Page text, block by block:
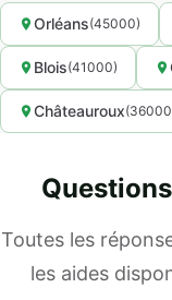
Orléans(45000)
Blois(41000)
Châteauroux
Toutes les
les aides